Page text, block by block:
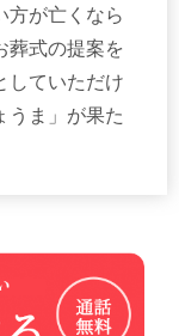
方が亡くなら
葬式の提案を
していただけ
うま」が果た